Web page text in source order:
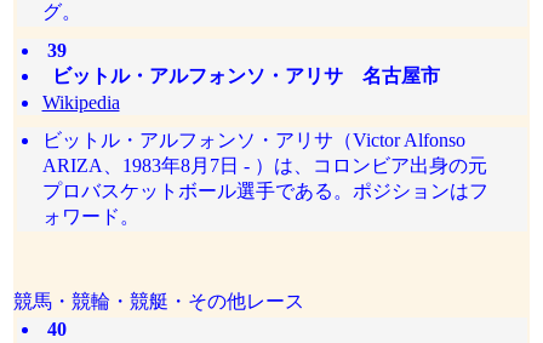
グ。
39
ビットル・アルフォンソ・アリサ 名古屋市
Wikipedia
ビットル・アルフォンソ・アリサ（Victor Alfonso
ARIZA、1983年8月7日 - ）は、コロンビア出身の元
プロバスケットボール選手である。ポジションはフ
ォワード。
競馬・競輪・競艇・その他レース
40